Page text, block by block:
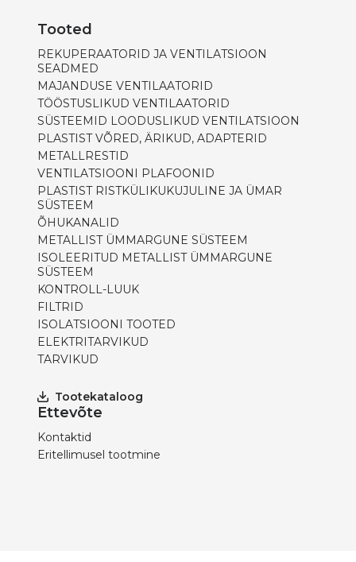
Tooted
REKUPERAATORID JA VENTILATSIOON
SEADMED
MAJANDUSE VENTILAATORID
TÖÖSTUSLIKUD VENTILAATORID
SÜSTEEMID LOODUSLIKUD VENTILATSIOON
PLASTIST VÕRED, ÄRIKUD, ADAPTERID
METALLRESTID
VENTILATSIOONI PLAFOONID
PLASTIST RISTKÜLIKUKUJULINE JA ÜMAR
SÜSTEEM
ÕHUKANALID
METALLIST ÜMMARGUNE SÜSTEEM
ISOLEERITUD METALLIST ÜMMARGUNE
SÜSTEEM
KONTROLL-LUUK
FILTRID
ISOLATSIOONI TOOTED
ELEKTRITARVIKUD
TARVIKUD
Tootekataloog
Ettevõte
Kontaktid
Eritellimusel tootmine